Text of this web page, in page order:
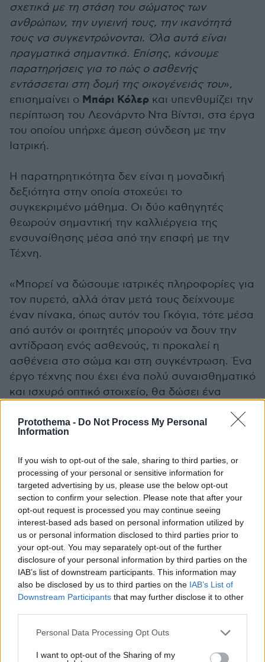
Protothema - Do Not Process My Personal
Information
If you wish to opt-out of the sale, sharing to third parties, or
processing of your personal or sensitive information for
targeted advertising by us, please use the below opt-out
section to confirm your selection. Please note that after your
opt-out request is processed you may continue seeing
interest-based ads based on personal information utilized by
us or personal information disclosed to third parties prior to
your opt-out. You may separately opt-out of the further
disclosure of your personal information by third parties on the
IAB’s list of downstream participants. This information may
also be disclosed by us to third parties on the IAB’s List of
Downstream Participants that may further disclose it to other
Please note that this website/app uses one or more Google
not limited to your visit or usage behaviour. You may click to
Personal Data Processing Opt Outs
I want to opt-out of the Sharing of my
σχετικά με τη στάση του σώματος των
ανθρώπων, την υγιεινή τους, την ικανότητά
τους να συγκεντρώνονται. Όλα αυτά είναι
πραγματικά σημαντικά. Επίσης, κάνουμε
παρατηρήσεις για το πώς ο ασθενής
εντάσσεται στη δομή της οικογένειάς του»,
επισημαίνει ο Μπάρι Κόλερ και υπενθυμίζει την
περίπτωση του Λεονάρντο Ντα Βίντσι, στα έργα
του οποίου υπήρχε άμεση σύνδεση με την
Ιατρική.
Η παρατηρητικότητα δεν είναι η μοναδική
δεξιότητα στην οποία στοχεύει το
συγκεκριμένο μάθημα. Οι δύο καθηγητές
θεωρούν σημαντική την καλλιέργεια της
ενσυναίθησης μέσα από την επαφή με την
Τέχνη.
«Μπορεί να δώσουμε ιατρικές πληροφορίες για
τον πυρετό, αλλά όταν μετά τους δείχνουμε
έναν πίνακα, όπως αυτόν του Γκόγια, τότε μέσα
από αυτόν οι φοιτητές μπορούν να δουν την
αντίδραση ενός ασθενούς, τι προκαλεί η
ασθένεια στο σώμα και στη συγκέντρωση. Ένα
έργο τέχνης που έχει ένα πολύ συναισθηματικό
και ισχυρό οπτικό στοιχείο, θα δώσει ένα
Μπόμπι Κόλερ στο ΑΠΕ-ΜΠΕ.
ενσυναίσθηση. Αλλά νομίζω ότι αν
προσπαθήσεις να κάνεις μια άσκηση και να
συμπεριλάβεις αυτό που βλέπεις ή αυτό που
νιώθεις για κάποιον άλλο, τότε το ενθαρρύνεις.
Και νομίζω ότι το καλύτερο που μπορούμε να
κάνουμε είναι να ενθαρρύνουμε την
ενσυναίσθηση μιλώντας για το πώς
αντιλαμβανόμαστε τους ανθρώπους και πώς
σχετιζόμαστε μαζί τους».
επαφή των φοιτητών με την ιστορία της
Ιατρικής, προκειμένου να κατανοήσουν οι